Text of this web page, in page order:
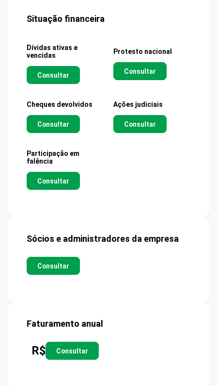
Situação financeira
Dívidas ativas e
vencidas
Consultar
Protesto nacional
Consultar
Cheques devolvidos
Consultar
Ações judiciais
Consultar
Participação em
falência
Consultar
Sócios e administradores da empresa
Consultar
Faturamento anual
R$ Consultar